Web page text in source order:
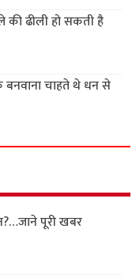
की ढीली हो सकती है
बनवाना चाहते थे धन से
पूरी खबर